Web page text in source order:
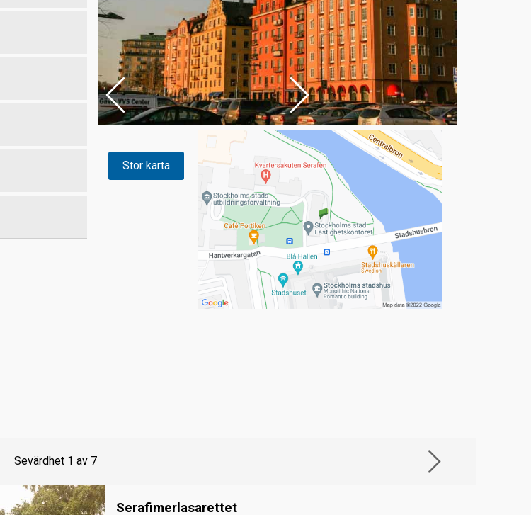
Stor karta
Sevärdhet 1 av 7
Serafimerlasarettet